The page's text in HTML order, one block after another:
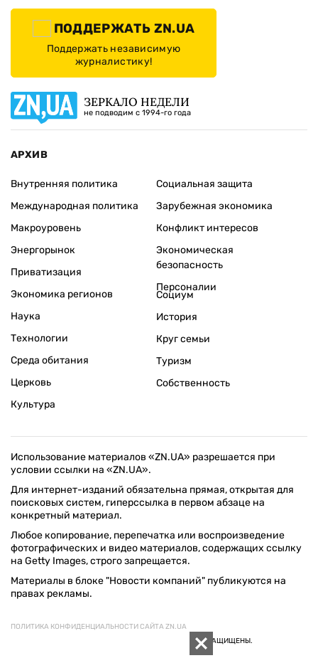
ПОДДЕРЖАТЬ ZN.UA
Поддержать независимую
журналистику!
ЗЕРКАЛО НЕДЕЛИ
не подводим с 1994-го года
АРХИВ
Внутренняя политика
Международная политика
Макроуровень
Энергорынок
Приватизация
Экономика регионов
Социальная защита
Зарубежная экономика
Конфликт интересов
Экономическая
безопасность
Персоналии
Наука
Технологии
Среда обитания
Церковь
Культура
Социум
История
Круг семьи
Туризм
Собственность
Использование материалов «ZN.UA» разрешается при
условии ссылки на «ZN.UA».
Для интернет-изданий обязательна прямая, открытая для
поисковых систем, гиперссылка в первом абзаце на
конкретный материал.
Любое копирование, перепечатка или воспроизведение
фотографических и видео материалов, содержащих ссылку
на Getty Images, строго запрещается.
Материалы в блоке "Новости компаний" публикуются на
правах рекламы.
ПОЛИТИКА КОНФИДЕНЦИАЛЬНОСТИ САЙТА ZN.UA
© 1994–2026 «ЗЕРКАЛО НЕДЕЛИ. УКРАИНА». ВСЕ ПРАВА ЗАЩИЩЕНЫ.